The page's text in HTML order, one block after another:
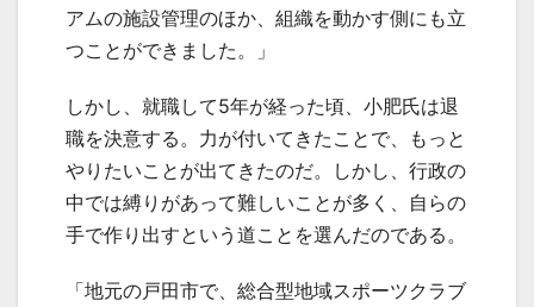
アムの施設管理のほか、組織を動かす側にも立
つことができました。」
しかし、就職して5年が経った頃、小肥氏は退
職を決意する。力が付いてきたことで、もっと
やりたいことが出てきたのだ。しかし、行政の
中では縛りがあって難しいことが多く、自らの
手で作り出すという道ことを選んだのである。
「地元の戸田市で、総合型地域スポーツクラブ